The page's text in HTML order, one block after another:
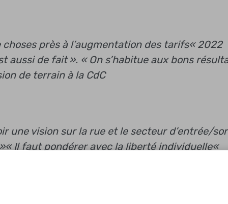
près à l’augmentation des tarifs« 2022
aussi de fait ». « On s’habitue aux bons
de terrain à la CdC
une vision sur la rue et le secteur d’entrée/
« Il faut pondérer avec la liberté individuelle«